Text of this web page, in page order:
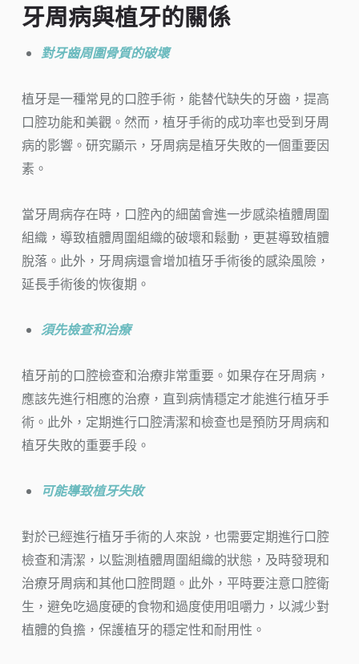
牙周病與植牙的關係
對牙齒周圍骨質的破壞
植牙是一種常見的口腔手術，能替代缺失的牙齒，提高
口腔功能和美觀。然而，植牙手術的成功率也受到牙周
病的影響。研究顯示，牙周病是植牙失敗的一個重要因
素。
當牙周病存在時，口腔內的細菌會進一步感染植體周圍
組織，導致植體周圍組織的破壞和鬆動，更甚導致植體
脫落。此外，牙周病還會增加植牙手術後的感染風險，
延長手術後的恢復期。
須先檢查和治療
植牙前的口腔檢查和治療非常重要。如果存在牙周病，
應該先進行相應的治療，直到病情穩定才能進行植牙手
術。此外，定期進行口腔清潔和檢查也是預防牙周病和
植牙失敗的重要手段。
可能導致植牙失敗
對於已經進行植牙手術的人來說，也需要定期進行口腔
檢查和清潔，以監測植體周圍組織的狀態，及時發現和
治療牙周病和其他口腔問題。此外，平時要注意口腔衛
生，避免吃過度硬的食物和過度使用咀嚼力，以減少對
植體的負擔，保護植牙的穩定性和耐用性。